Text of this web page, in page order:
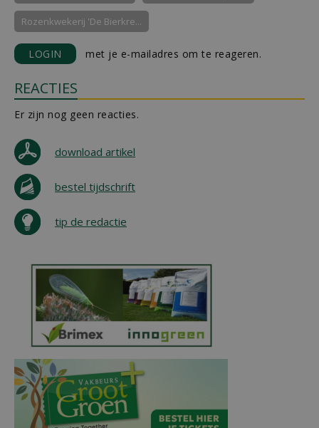
Rozenkwekerij 'De Bierkre...
LOGIN met je e-mailadres om te reageren.
REACTIES
Er zijn nog geen reacties.
download artikel
bestel tijdschrift
tip de redactie